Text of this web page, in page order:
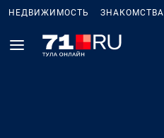
НЕДВИЖИМОСТЬ ЗНАКОМСТВА